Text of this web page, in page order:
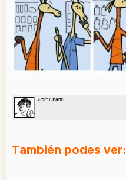
También podes ver: